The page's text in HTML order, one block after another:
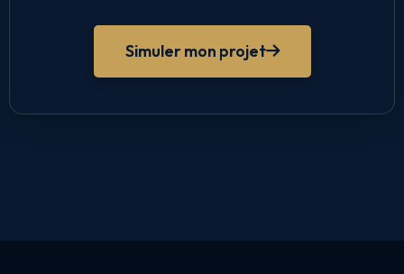
Simuler mon projet